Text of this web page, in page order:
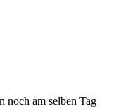
noch am selben Tag